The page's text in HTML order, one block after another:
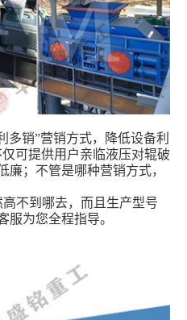
销”营销方式，降低设备利
可提供用户亲临液压对辊破
；不管是哪种营销方式，
不到哪去，而且生产型号
为您全程指导。